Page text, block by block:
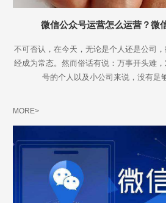
微信公众号运营怎么运营？微
不可否认，在今天，无论是个人还是公司
经成为常态。然而俗话有说：万事开头难
号的个人以及小公司来说，没有足
MORE>